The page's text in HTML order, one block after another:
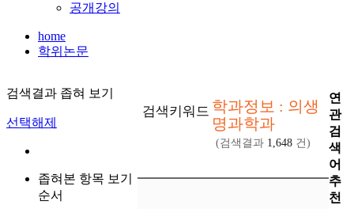
공개강의
home
학위논문
검색결과 좁혀 보기
선택해제
좁혀본 항목 보기
순서
검색키워드 학과정보 : 의생
명과학과
(검색결과 1,648 건)
연
관
검
색
어
추
천